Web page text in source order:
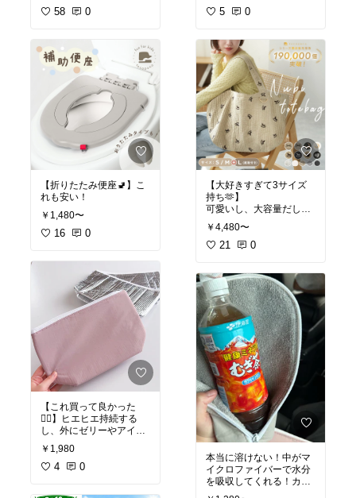
58 0
【折りたたみ便座🚽】こ
れも安い！
￥1,480〜
16 0
【これ買って良かった
❤️‍🔥】ヒエヒエ持続する
し、外にゼリーやアイス
#オリジナル写真
￥1,980
4 0
5 0
【大好きすぎて3サイズ
持ち🫶】
可愛いし、大容量だし、
ガシガシ入れられて最高
🫶
￥4,480〜
21 0
本当に溶けない！中がマ
イクロファイバーで水分
を吸収してくれる！カバ
ンの中がべちゃべちゃに